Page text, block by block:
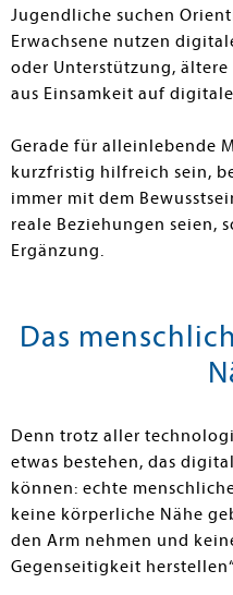
Jugendliche suchen
Erwachsene nutzen
oder Unterstützung,
aus Einsamkeit auf
Gerade für alleinlebende
kurzfristig hilfreich sein,
immer mit dem
reale Beziehungen seien,
Ergänzung.
Das
Denn trotz aller
etwas bestehen, das
können: echte
keine körperliche Nähe
den Arm nehmen und
Gegenseitigkeit